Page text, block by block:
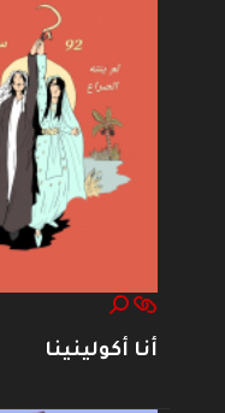
أنا أكولينينا